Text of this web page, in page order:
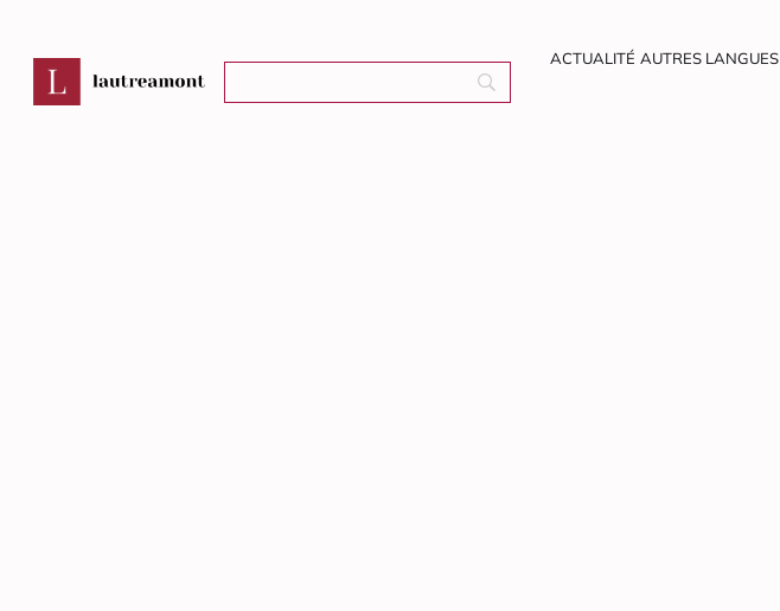
ACTUALITÉ AUTRES LANGUES